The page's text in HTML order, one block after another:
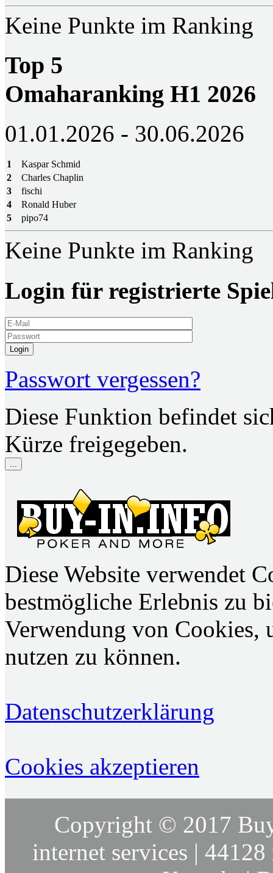
Keine Punkte im Ranking
Top 5
Omaharanking H1 2026
01.01.2026 - 30.06.2026
1
Kaspar Schmid
2
Charles Chaplin
3
fischi
4
Ronald Huber
5
pipo74
Keine Punkte im Ranking
Login für registrierte
Login
Passwort vergessen?
Diese Funktion befindet
Kürze freigegeben.
...
Diese Website verwendet
bestmögliche Erlebnis zu
Verwendung von Cookies,
nutzen zu können.
Datenschutzerklärung
Cookies akzeptieren
Copyright © 2017
internet services |